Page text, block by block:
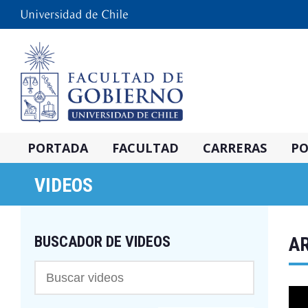
PORTADA FACULTAD CARRERAS
VIDEOS
BUSCADOR DE VIDEOS